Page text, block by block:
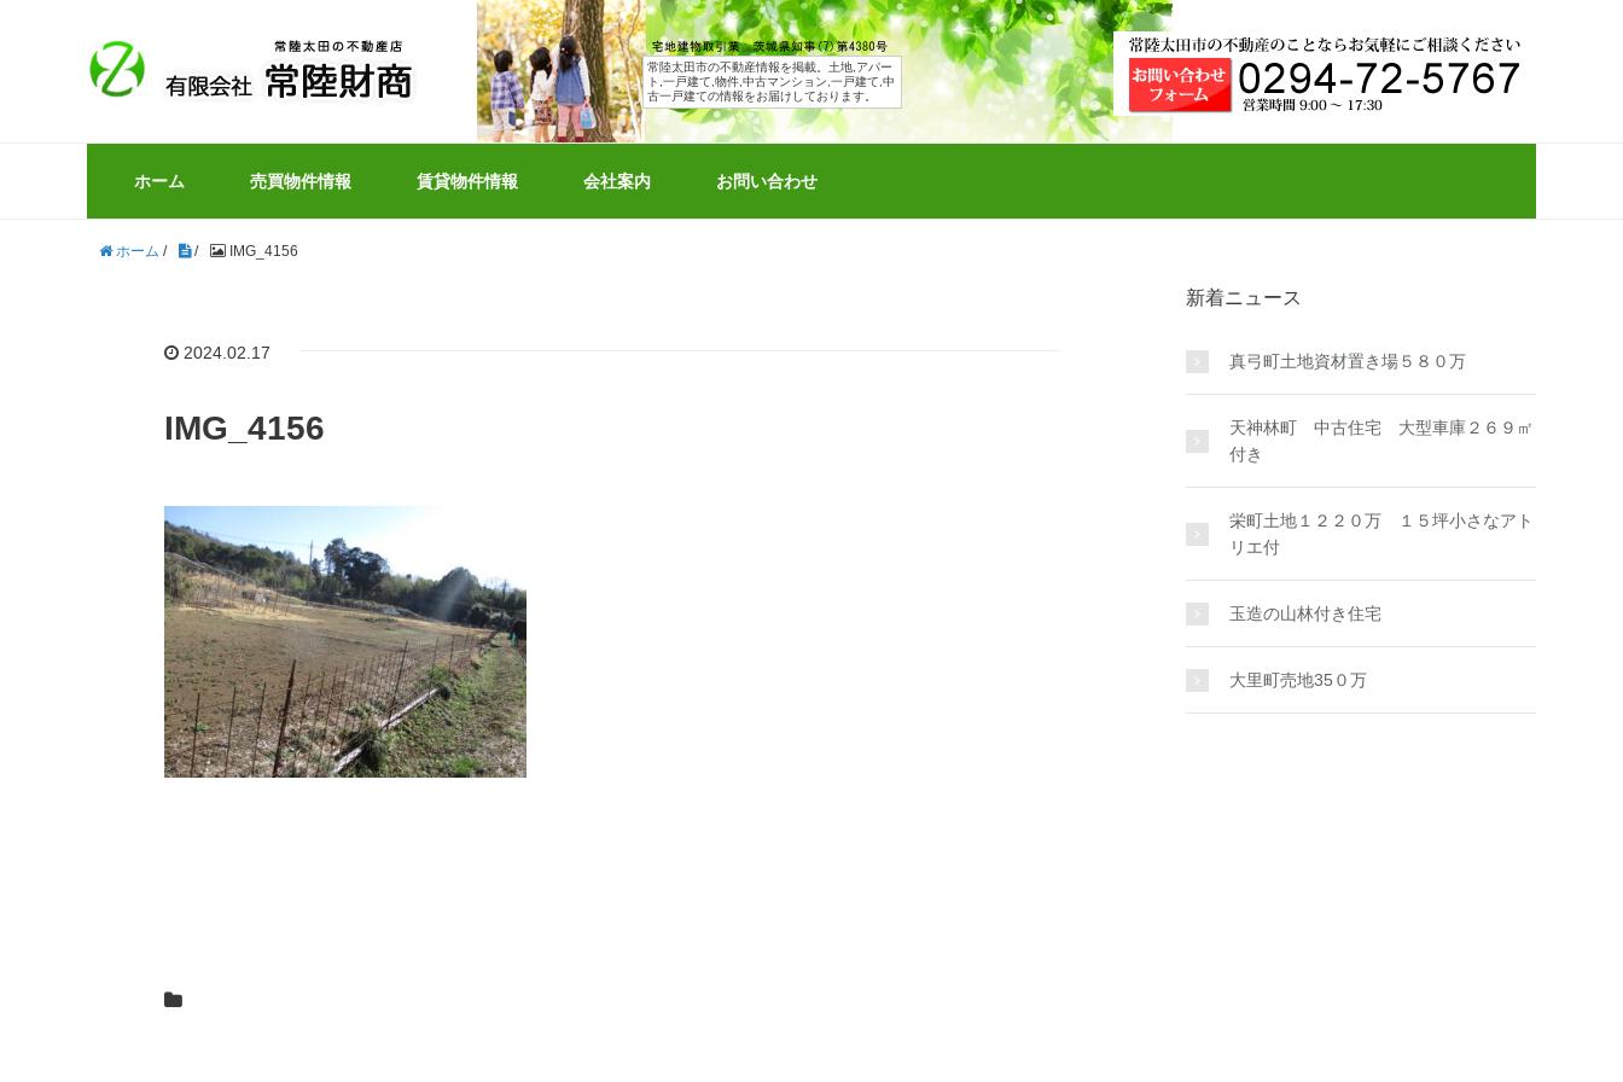
常陸太田市の不動産情報を掲載。土地,アパー
ト,一戸建て,物件,中古マンション,一戸建て,中
古一戸建ての情報をお届けしております。
ホーム 売買物件情報 賃貸物件情報 会社案内 お問い合わせ
ホーム / / IMG_4156
2024.02.17
IMG_4156
新着ニュース
真弓町土地資材置き場５８０万
天神林町 中古住宅 大型車庫２６９㎡
付き
栄町土地１２２０万 １５坪小さなアト
リエ付
玉造の山林付き住宅
大里町売地35０万